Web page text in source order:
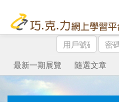
用
戶
號
碼
密
碼
最新一期展覽
隨選文章